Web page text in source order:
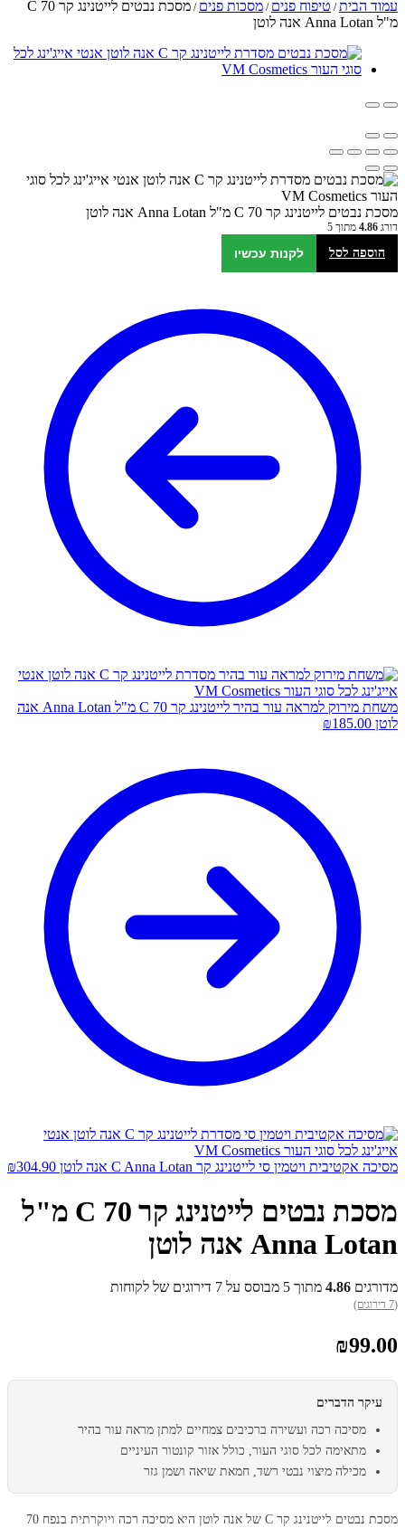
עמוד הבית/ טיפוח פנים / מסכות פנים /
מסכת נבטים לייטנינג קר C 70
מ"ל Anna Lotan אנה לוטן
מסכת נבטים לייטנינג קר C 70 מ"ל Anna Lotan אנה לוטן
דורג 4.86 מתוך 5
הוספה לסל לקנות עכשיו
משחת מירוק למראה עור בהיר לייטנינג קר C 70 מ"ל Anna Lotan אנה
לוטן
₪185.00
מסיכה אקטיבית ויטמין סי לייטנינג קר C Anna Lotan אנה לוטן ₪304.90
מסכת נבטים לייטנינג קר C 70 מ"ל
Anna Lotan אנה לוטן
מדורגים 4.86 מתוך 5 מבוסס על 7 דירוגים של לקוחות
(7 דירוגים)
₪99.00
עיקר הדברים
מסיכה רכה ועשירה ברכיבים צמחיים למתן מראה עור בהיר
מתאימה לכל סוגי העור, כולל אזור קונטור העיניים
מכילה מיצוי נבטי רשד, חמאת שיאה ושמן גזר
מסכת נבטים לייטנינג קר C של אנה לוטן היא מסיכה רכה ויוקרתית בנפח 70